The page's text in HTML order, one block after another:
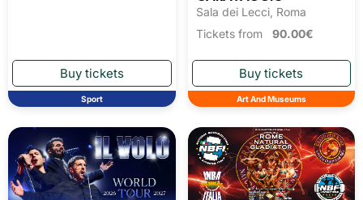
Sport
Sala dei Lecci, Roma
Tickets from 90.00€
Art And Museums